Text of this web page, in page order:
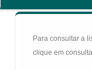
Para consultar a
clique em